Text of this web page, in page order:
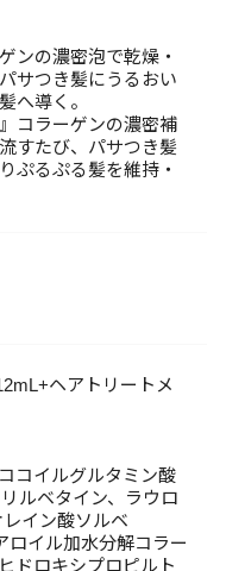
ンの濃密泡で乾燥・
サつき髪にうるおい
へ導く。
コラーゲンの濃密補
すたび、パサつき髪
ぷるぷる髪を維持・
ヘアトリートメ
コイルグルタミン酸
ルベタイン、ラウロ
イン酸ソルベ
ロイル加水分解コラー
ドロキシプロピルト